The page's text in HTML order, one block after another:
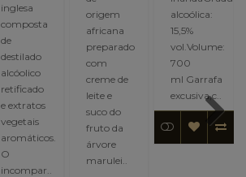
inglesa
composta
de
destilado
alcóolico
retificado
e extratos
vegetais
aromáticos.
O
incompar..
origem
africana
preparado
com
creme de
leite e
suco do
fruto da
árvore
marulei..
alcoólica:
15,5%
vol.Volume:
700
ml Garrafa
excusiva,c..